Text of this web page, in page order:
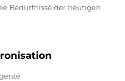
Bedürfnisse der heutigen